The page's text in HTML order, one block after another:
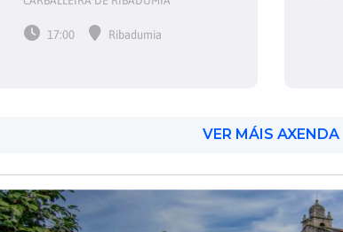
17:00 Ribadumia
VER MÁIS AXENDA